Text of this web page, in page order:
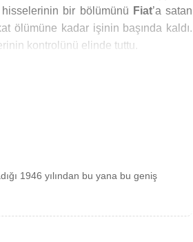
hisselerinin bir bölümünü Fiat’a satan
ölümüne kadar işinin başında kaldı.
kontrolünü elinde tuttu.
1946 yılından bu yana bu geniş